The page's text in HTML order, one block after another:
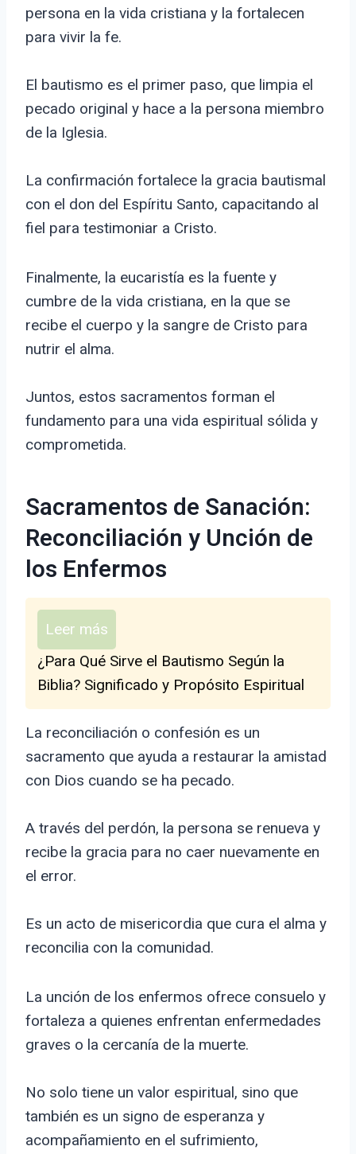
persona en la vida cristiana y la fortalecen
para vivir la fe.
El bautismo es el primer paso, que limpia el
pecado original y hace a la persona miembro
de la Iglesia.
La confirmación fortalece la gracia bautismal
con el don del Espíritu Santo, capacitando al
fiel para testimoniar a Cristo.
Finalmente, la eucaristía es la fuente y
cumbre de la vida cristiana, en la que se
recibe el cuerpo y la sangre de Cristo para
nutrir el alma.
Juntos, estos sacramentos forman el
fundamento para una vida espiritual sólida y
comprometida.
Sacramentos de Sanación:
Reconciliación y Unción de
los Enfermos
Leer más
¿Para Qué Sirve el Bautismo Según la
Biblia? Significado y Propósito Espiritual
La reconciliación o confesión es un
sacramento que ayuda a restaurar la amistad
con Dios cuando se ha pecado.
A través del perdón, la persona se renueva y
recibe la gracia para no caer nuevamente en
el error.
Es un acto de misericordia que cura el alma y
reconcilia con la comunidad.
La unción de los enfermos ofrece consuelo y
fortaleza a quienes enfrentan enfermedades
graves o la cercanía de la muerte.
No solo tiene un valor espiritual, sino que
también es un signo de esperanza y
acompañamiento en el sufrimiento,